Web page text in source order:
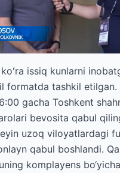
koʻra issiq kunlarni
formatda tashkil etilgan.
gacha Toshkent
bevosita qabul
uzoq viloyatlardagi
qabul boshlandi.
komplayens